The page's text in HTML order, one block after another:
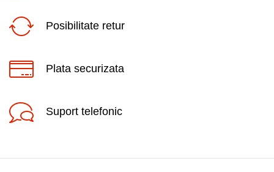
Posibilitate retur
Plata securizata
Suport telefonic